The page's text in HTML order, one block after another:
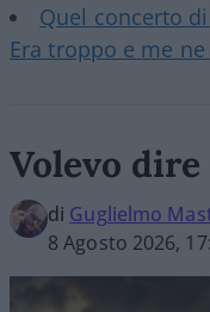
Quel concerto
Era troppo e me ne
Volevo
di Guglielmo
8 Agosto 2026,